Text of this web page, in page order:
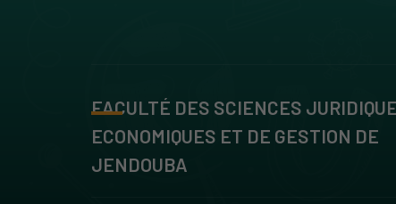
FACULTÉ DES SCIENCES
ECONOMIQUES ET DE GESTION DE
JENDOUBA